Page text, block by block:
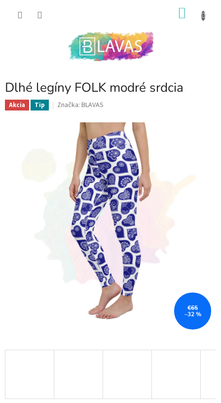
Dlhé legíny FOLK modré srdcia
Akcia Tip Značka: BLAVAS
€65
–32 %